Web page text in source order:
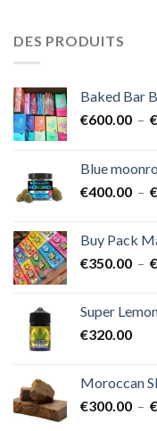
DES PRODUITS
Baked Bar
€600.00 – €
Blue
€400.00 – €
Buy Pack
€350.00 – €
Super
€320.00
Moroccan
€300.00 – €